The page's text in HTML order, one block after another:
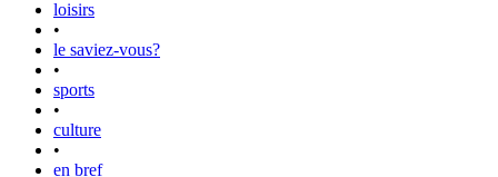
loisirs
•
le saviez-vous?
•
sports
•
culture
•
en bref